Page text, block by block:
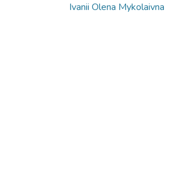
Ivanii Olena Mykolaivna